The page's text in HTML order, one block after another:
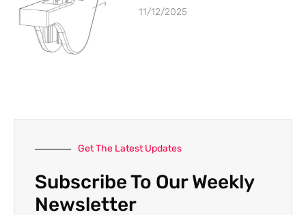
11/12/2025
Get The Latest Updates
Subscribe To Our Weekly
Newsletter